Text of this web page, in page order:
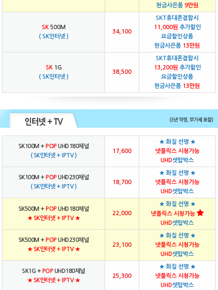
현금사은품 9만원
SK500M
( SK인터넷 )
34,100
SKT휴대폰결합시
11,000원 추가할인
요금할인상품
현금사은품 13만원
SK1G
( SK인터넷 )
38,500
SKT휴대폰결합시
13,200원 추가할인
요금할인상품
현금사은품 13만원
SK100M + POP UHD180채널
( SK인터넷 + IPTV )
17,600
★ 화질 선명 ★
넷플릭스 시청가능
UHD셋탑박스
SK100M + POP UHD230채널
( SK인터넷 + IPTV )
18,700
★ 화질 선명 ★
넷플릭스 시청가능
UHD셋탑박스
SK500M + POP UHD180채널
★ SK인터넷 + IPTV ★
22,000
★ 화질 선명 ★
넷플릭스 시청가능
UHD셋탑박스
SK500M + POP UHD230채널
★ SK인터넷 + IPTV ★
23,100
★ 화질 선명 ★
넷플릭스 시청가능
UHD셋탑박스
SK1G + POP UHD180채널
★ SK인터넷 + IPTV ★
25,300
★ 화질 선명 ★
넷플릭스 시청가능
UHD셋탑박스